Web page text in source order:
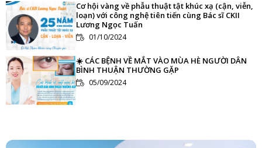
Cơ hội vàng về phẫu thuật tật khúc xạ (cận, viễn,
loạn) với công nghệ tiên tiến cùng Bác sĩ CKII
Lương Ngọc Tuấn
01/10/2024
☀️ CÁC BỆNH VỀ MẮT VÀO MÙA HÈ NGƯỜI DÂN
BÌNH THUẬN THƯỜNG GẶP
05/09/2024